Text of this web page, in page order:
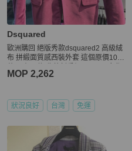
Dsquared
歐洲購回 絕版秀款dsquared2 高級絨
布 拼緞面質感西裝外套 這個原價10多
可 男生建議偏瘦穿❤️ 肩寬 42-cm胸48
MOP 2,262
狀況良好 台灣 免運